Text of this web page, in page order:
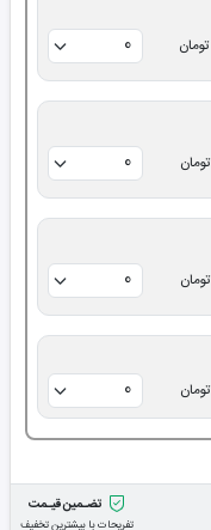
تومان
تومان
تومان
تومان
تضـمین قیـمت
تفریحات با بیشترین تخفیف